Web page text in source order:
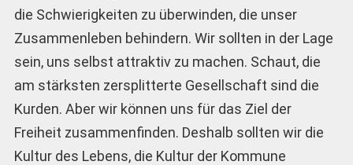
die Schwierigkeiten zu überwinden, die unser
Zusammenleben behindern. Wir sollten in der Lage
sein, uns selbst attraktiv zu machen. Schaut, die
am stärksten zersplitterte Gesellschaft sind die
Kurden. Aber wir können uns für das Ziel der
Freiheit zusammenfinden. Deshalb sollten wir die
Kultur des Lebens, die Kultur der Kommune